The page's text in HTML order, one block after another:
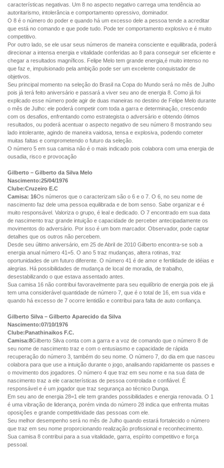
características negativas. Um 8 no aspecto negativo carrega uma tendência ao
autoritarismo, intolerância e comportamento opressivo, dominador.
O 8 é o número do poder e quando há um excesso dele a pessoa tende a acreditar
que está no comando e que pode tudo. Pode ter comportamento explosivo e é muito
competitivo.
Por outro lado, se ele usar seus números de maneira consciente e equilibrada, poderá
direcionar a intensa energia e vitalidade conferidas ao 8 para conseguir ser eficiente e
chegar a resultados magníficos. Felipe Melo tem grande energia,é muito intenso no
que faz e, impulsionado pela ambição pode ser um excelente conquistador de
objetivos.
Seu principal momento na seleção do Brasil na Copa do Mundo será no mês de Julho
pois já terá feito aniversário e passará a viver seu ano de energia 8. Como já foi
explicado esse número pode agir de duas maneiras no destino de Felipe Melo durante
o mês de Julho: ele poderá competir com toda a garra e determinação, crescendo
com os desafios, enfrentando como estrategista o adversário e obtendo ótimos
resultados, ou poderá acentuar o aspecto negativo de seu número 8 mostrando seu
lado intolerante, agindo de maneira vaidosa, tensa e explosiva, podendo cometer
muitas faltas e comprometendo o futuro da seleção.
O número 5 em sua camisa não é o mais indicado pois colabora com uma energia de
ousadia, risco e provocação
Gilberto – Gilberto da Silva Melo
Nascimento:25/04/1976
Clube:Cruzeiro E.C
Camisa: 16Os números que o caracterizam são o 6 e o 7. O 6, no seu nome de
nascimento faz dele uma pessoa equilibrada e de bom senso. Sabe organizar e é
muito responsável. Valoriza o grupo, é leal e dedicado. O 7 encontrado em sua data
de nascimento traz grande intuição e capacidade de perceber antecipadamente os
movimentos do adversário. Por isso é um bom marcador. Observador, pode captar
detalhes que os outros não percebem.
Desde seu último aniversário, em 25 de Abril de 2010 Gilberto encontra-se sob a
energia anual número 41=5. O ano 5 traz mudanças, altera rotinas, traz
oportunidades de um futuro diferente. O número 41 é de amor e fertilidade de idéias e
alegrias. Há possibilidades de mudança de local de moradia, de trabalho,
desestabilizando o que estava assentado antes.
Sua camisa 16 não contribui favoravelmente para seu equilíbrio de energia pois ele já
tem uma considerável quantidade de número 7, que é o total de 16, em sua vida e
quando há excesso de 7 ocorre lentidão e contribui para falta de auto confiança.
Gilberto Silva – Gilberto Aparecido da Silva
Nascimento:07/10/1976
Clube:Panathinaikos F.C.
Camisa:8Gilberto Silva conta com a garra e a voz de comando que o número 8 de
seu nome de nascimento traz e com o entusiasmo e capacidade de rápida
recuperação do número 3, também do seu nome. O número 7, do dia em que nasceu
colabora para que use a intuição durante o jogo, analisando rapidamente os passes e
o movimento dos jogadores. O número 4 que traz em seu nome e na sua data de
nascimento traz a ele características de pessoa controlada e confiável. É
responsável e é um jogador que traz segurança ao técnico Dunga.
Em seu ano de energia 28=1 ele tem grandes possibilidades e energia renovada. O 1
é uma vibração de liderança, porém vinda do número 28 indica que enfrenta muitas
oposições e grande competitividade das pessoas com ele.
Seu melhor desempenho será no mês de Julho quando estará fortalecido o número
que traz em seu nome proporcionando realização profissional e reconhecimento.
Sua camisa 8 contribui para a sua vitalidade, garra, espírito competitivo e força
pessoal.